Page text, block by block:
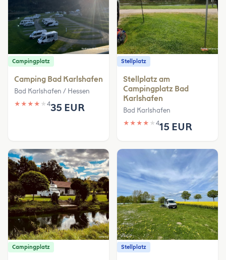
Campingplatz
Camping Bad Karlshafen
Bad Karlshafen / Hessen
★ ★ ★ ★ ★ 435 EUR
Stellplatz
Stellplatz am
Campingplatz Bad
Karlshafen
Bad Karlshafen
★ ★ ★ ★ ★ 415 EUR
Campingplatz Stellplatz